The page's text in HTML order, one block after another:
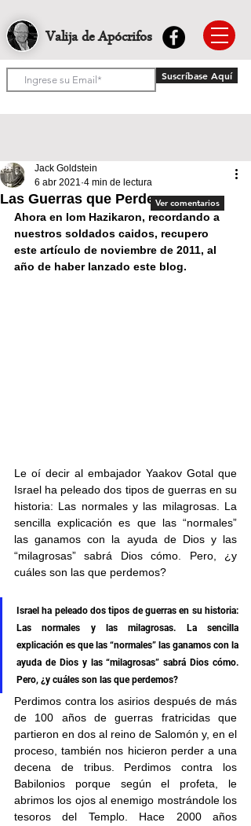
Valija de Apócrifos
Suscríbase Aquí
Las Guerras que Perdemos
Jack Goldstein
6 abr 2021 4 min de lectura
Ahora en Iom Hazikaron, recordando a
nuestros soldados caidos, recupero
este artículo de noviembre de 2011, al
año de haber lanzado este blog.
Le oí decir al embajador Yaakov Gotal que
Israel ha peleado dos tipos de guerras en su
historia: Las normales y las milagrosas. La
sencilla explicación es que las “normales”
las ganamos con la ayuda de Dios y las
“milagrosas” sabrá Dios cómo. Pero, ¿y
cuáles son las que perdemos?
Israel ha peleado dos tipos de guerras en su historia:
Las normales y las milagrosas. La sencilla
explicación es que las “normales” las ganamos con la
ayuda de Dios y las “milagrosas” sabrá Dios cómo.
Pero, ¿y cuáles son las que perdemos?
Perdimos contra los asirios después de más
de 100 años de guerras fratricidas que
partieron en dos al reino de Salomón y, en el
proceso, también nos hicieron perder a una
decena de tribus. Perdimos contra los
Babilonios porque según el profeta, le
abrimos los ojos al enemigo mostrándole los
tesoros del Templo. Hace 2000 años
Ver comentarios